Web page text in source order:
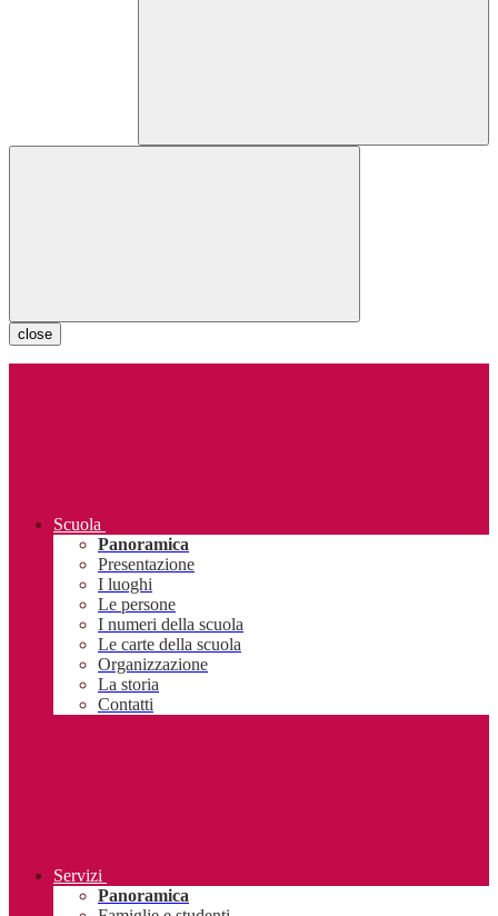
close
Scuola
Panoramica
Presentazione
I luoghi
Le persone
I numeri della scuola
Le carte della scuola
Organizzazione
La storia
Contatti
Servizi
Panoramica